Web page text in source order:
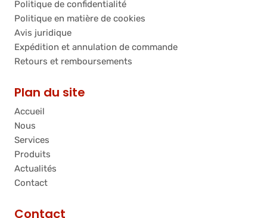
Politique de confidentialité
Politique en matière de cookies
Avis juridique
Expédition et annulation de commande
Retours et remboursements
Plan du site
Accueil
Nous
Services
Produits
Actualités
Contact
Contact